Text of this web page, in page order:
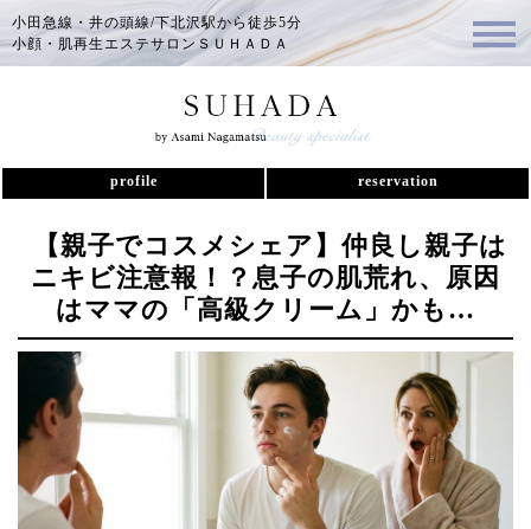
小田急線・井の頭線/下北沢駅から徒歩5分
小顔・肌再生エステサロンＳＵＨＡＤＡ
profile reservation
【親子でコスメシェア】仲良し親子は
ニキビ注意報！？息子の肌荒れ、原因
はママの「高級クリーム」かも…